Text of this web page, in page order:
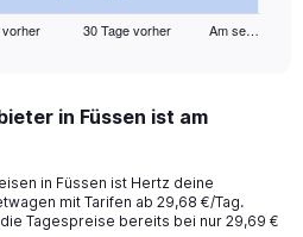
vorher 30 Tage vorher Am se…
in Füssen ist am
in Füssen ist Hertz deine
mit Tarifen ab 29,68 €/Tag.
Tagespreise bereits bei nur 29,69 €